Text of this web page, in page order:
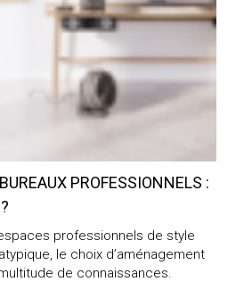
PROFESSIONNELS :
professionnels de style
le choix d’aménagement
de connaissances.